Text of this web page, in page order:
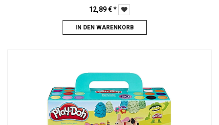
12,89€*
IN DEN WARENKORB